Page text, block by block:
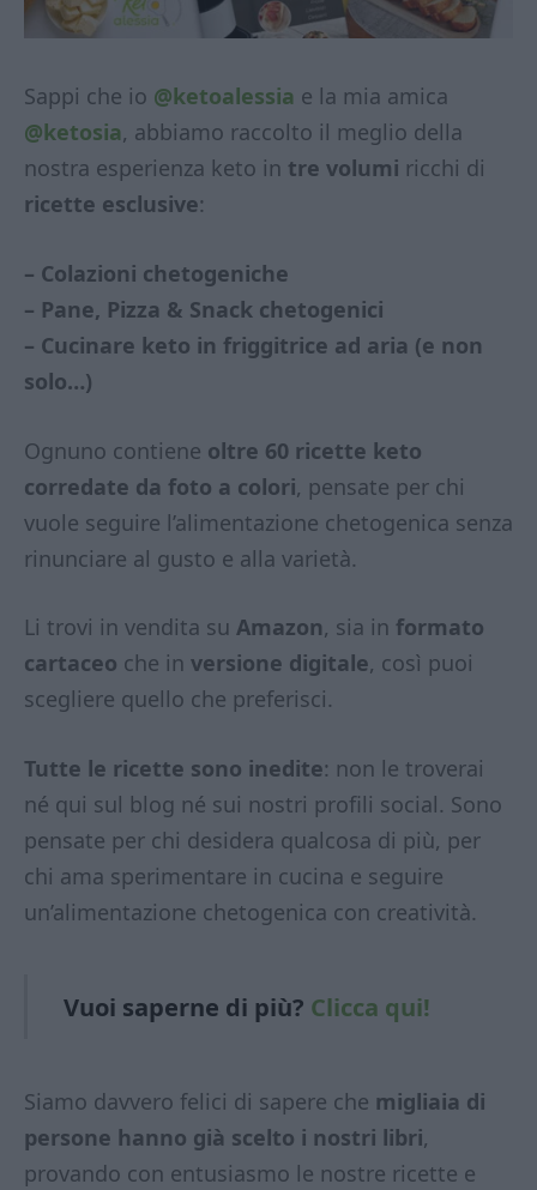
Sappi che io @ketoalessia e la mia amica
@ketosia, abbiamo raccolto il meglio della
nostra esperienza keto in tre volumi ricchi di
ricette esclusive:
– Colazioni chetogeniche
– Pane, Pizza & Snack chetogenici
– Cucinare keto in friggitrice ad aria (e non
solo…)
Ognuno contiene oltre 60 ricette keto
corredate da foto a colori, pensate per chi
vuole seguire l’alimentazione chetogenica senza
rinunciare al gusto e alla varietà.
Li trovi in vendita su Amazon, sia in formato
cartaceo che in versione digitale, così puoi
scegliere quello che preferisci.
Tutte le ricette sono inedite: non le troverai
né qui sul blog né sui nostri profili social. Sono
pensate per chi desidera qualcosa di più, per
chi ama sperimentare in cucina e seguire
un’alimentazione chetogenica con creatività.
Vuoi saperne di più? Clicca qui!
Siamo davvero felici di sapere che migliaia di
persone hanno già scelto i nostri libri,
provando con entusiasmo le nostre ricette e